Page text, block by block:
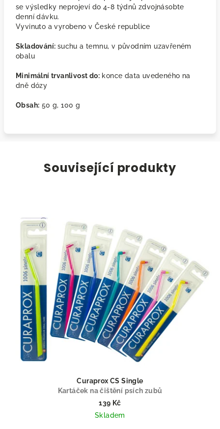
se výsledky neprojeví do 4-8 týdnů zdvojnásobte
denní dávku.
Vyvinuto a vyrobeno v České republice
Skladování: suchu a temnu, v původním uzavřeném
obalu
Minimální trvanlivost do: konce data uvedeného na
dně dózy
Obsah: 50 g, 100 g
Související produkty
Curaprox CS Single
Kartáček na čištění psích zubů
139 Kč
Skladem